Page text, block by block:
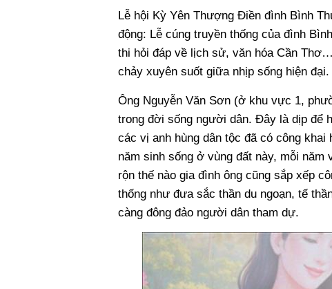
Lễ hội Kỳ Yên Thượng Điền đình Bình
động: Lễ cúng truyền thống của đình
thi hỏi đáp về lịch sử, văn hóa Cần
chảy xuyên suốt giữa nhịp sống hiện đại.
Ông Nguyễn Văn Sơn (ở khu vực 1,
trong đời sống người dân. Đây là dịp để
các vị anh hùng dân tộc đã có công
năm sinh sống ở vùng đất này, mỗi
rộn thế nào gia đình ông cũng sắp xếp
thống như đưa sắc thần du ngoạn, tế
càng đông đảo người dân tham dự.